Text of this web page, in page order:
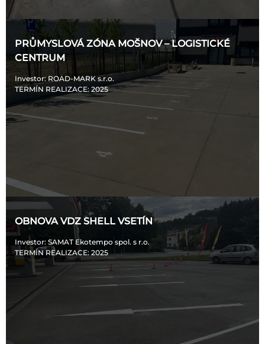
PRŮMYSLOVÁ ZÓNA MOŠNOV – LOGISTICKÉ
CENTRUM
Investor: ROAD-MARK s.r.o.
TERMÍN REALIZACE: 2025
OBNOVA VDZ SHELL VSETÍN
Investor: SAMAT Ekotempo spol. s r.o.
TERMÍN REALIZACE: 2025